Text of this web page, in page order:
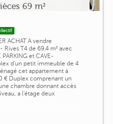
69 m²
ACHAT A vendre
Rives T4 de 69.4 m² avec
PARKING et CAVE-
d'un petit immeuble de 4
cet appartement à
€ Duplex comprenant un
chambre donnant accès
a l'étage deux